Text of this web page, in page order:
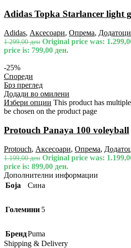
Adidas Topka Starlancer light
Adidas, Аксесоари, Опрема, Додатоци
1.299,00ден Original price was:
price is: 799,00 ден.
-25%
Спореди
Брз преглед
Додади во омилени
Избери опции This product has
be chosen on the product page
Protouch Panaya 100 voleyball
Protouch, Аксесоари, Опрема,
1.199,00ден Original price was:
price is: 899,00 ден.
Дополнителни информации
Боја
Сина
Големини 5
БрендPuma
Shipping & Delivery